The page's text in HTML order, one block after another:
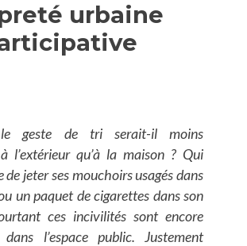
urbaine
le geste de tri serait-il moins
l’extérieur qu’à la maison ? Qui
de jeter ses mouchoirs usagés dans
un paquet de cigarettes dans son
ces incivilités sont encore
dans l’espace public. Justement